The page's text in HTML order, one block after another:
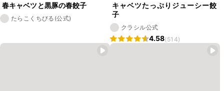
春キャベツと黒豚の春餃子
たらこくちびる(公式)
キャベツたっぷりジューシー餃
子
クラシル公式
4.58(514)